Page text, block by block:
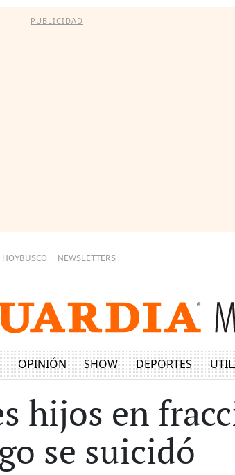
PUBLICIDAD
HOYBUSCO NEWSLETTERS
OPINIÓN SHOW DEPORTES
hijos en
se suicidó